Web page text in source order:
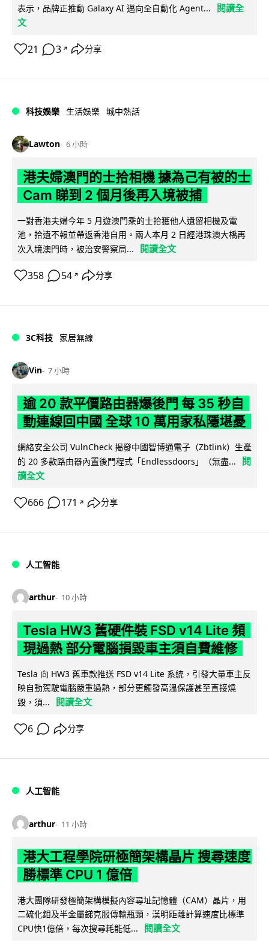
表示，品牌正推動 Galaxy AI 邁向全自動化 Agent...
閱讀全
文
21 3 ↗ 分享
科技娛樂 生活娛樂 城中熱話
Lawton 6 小時
港夫婦澳門的士拾相機 據為己有被的士
Cam 睇到 2 個月後再入境被捕
一對香港夫婦今年 5 月遊澳門乘的士拾獲他人遺留相機及電
池，拾遺不報並帶返香港自用。兩人本月 2 日經港珠澳大橋再
次入境澳門時，被治安警察局...
閱讀全文
358 54 ↗ 分享
3C科技 家居無線
Vin 7 小時
逾 20 款平價路由器爆後門 每 35 秒自
動連線回中國 全球 10 萬用家私隱堪憂
網絡安全公司 VulnCheck 揭發中國智博通電子（Zbtlink）生產
的 20 多款路由器內置後門程式「Endlessdoors」（無盡...
閱
讀全文
666 171 ↗ 分享
人工智能
arthur 10 小時
Tesla HW3 舊硬件裝 FSD v14 Lite 頻
現過熱 部分電腦損毀車主須自費維修
Tesla 向 HW3 舊車款推送 FSD v14 Lite 系統，引發大量車主反
映自動駕駛電腦嚴重過熱，部分更觸發高溫保護甚至直接燒
毀，須...
閱讀全文
6 分享
人工智能
arthur 11 小時
港大工程學院研極簡架構晶片 搜尋速度
勝標準 CPU 1 億倍
港大團隊研發極簡架構模擬內容尋址記憶體（CAM）晶片，用
二硫化鉬及半金屬銻克服傳輸瓶頸，漢明距離計算速度比標準
CPU快1億倍，每次搜尋耗能低...
閱讀全文